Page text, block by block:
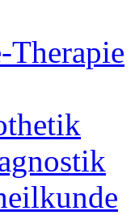
Therapie